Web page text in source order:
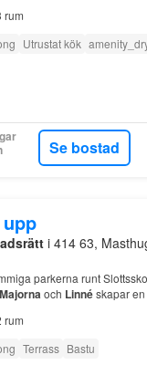
rum
Utrustat kök
Se bostad
i 414 63,
parkerna runt
Majornaoch Linnéskapar en
rum
Terrass Bastu